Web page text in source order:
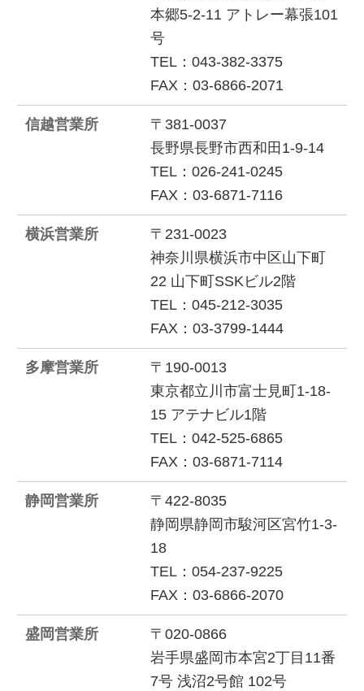
本郷5-2-11 アトレー幕張101
号
TEL：043-382-3375
FAX：03-6866-2071
信越営業所
〒381-0037
長野県長野市西和田1-9-14
TEL：026-241-0245
FAX：03-6871-7116
横浜営業所
〒231-0023
神奈川県横浜市中区山下町
22 山下町SSKビル2階
TEL：045-212-3035
FAX：03-3799-1444
多摩営業所
〒190-0013
東京都立川市富士見町1-18-
15 アテナビル1階
TEL：042-525-6865
FAX：03-6871-7114
静岡営業所
〒422-8035
静岡県静岡市駿河区宮竹1-3-
18
TEL：054-237-9225
FAX：03-6866-2070
盛岡営業所
〒020-0866
岩手県盛岡市本宮2丁目11番
7号 浅沼2号館 102号